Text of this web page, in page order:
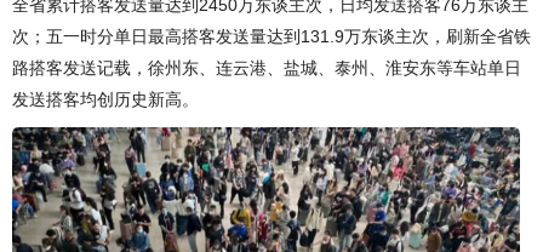
全省累计搭客发送量达到2450万东谈主次，日均发送搭客76万东谈主
次；五一时分单日最高搭客发送量达到131.9万东谈主次，刷新全省铁
路搭客发送记载，徐州东、连云港、盐城、泰州、淮安东等车站单日
发送搭客均创历史新高。